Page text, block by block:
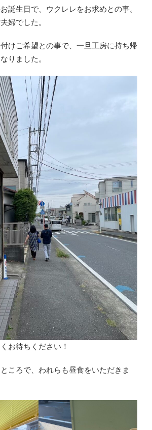
誕生日で、ウクレレをお求めとの事。
婦でした。
けご希望との事で、一旦工房に持ち帰
りました。
お待ちください！
ころで、われらも昼食をいただきま